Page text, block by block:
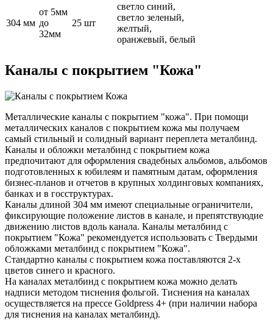
304 мм
от 5мм
до
32мм
25 шт
светло синий,
светло зеленый,
желтый,
оранжевый, белый
Каналы с покрытием "Кожа"
Металлические каналы с покрытием "кожа". При помощи
металлических каналов с покрытием кожа мы получаем
самый стильный и солидный вариант переплета металбинд.
Каналы и обложки металбинд с покрытием кожа
предпочитают для оформления свадебных альбомов, альбомов
подготовленных к юбилеям и памятным датам, оформления
бизнес-планов и отчетов в крупных холдинговых компаниях,
банках и в госструктурах.
Каналы длиной 304 мм имеют специальные ограничители,
фиксирующие положение листов в канале, и препятствуюдие
движению листов вдоль канала. Каналы металбинд с
покрытием "Кожа" рекомендуется использовать с Твердыми
обложками металбинд с покрытием "Кожа".
Стандартно каналы с покрытием кожа поставляются 2-х
цветов синего и красного.
На каналах металбинд с покрытием кожа можно делать
надписи методом тиснения фольгой. Тиснения на каналах
осуществляется на прессе Goldpress 4+ (при наличии набора
для тиснения на каналах металбинд).